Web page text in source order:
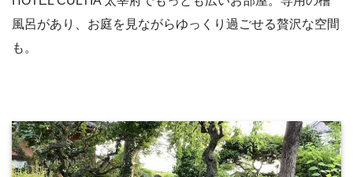
風呂があり、お庭を見ながらゆっくり過ごせる贅沢な空間
も。